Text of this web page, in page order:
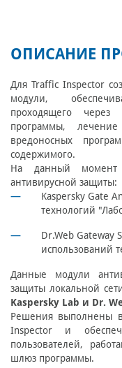
ОПИСАНИЕ
Для Traffic Inspector
модули,
проходящего
программы,
вредоносных
содержимого.
На данный момент
антивирусной защиты:
Kaspersky Gate
технологий
Dr.Web Gateway
использований
Данные модули
защиты локальной
Kaspersky Lab и Dr.
Решения выполнены
Inspector и
пользователей,
шлюз программы.